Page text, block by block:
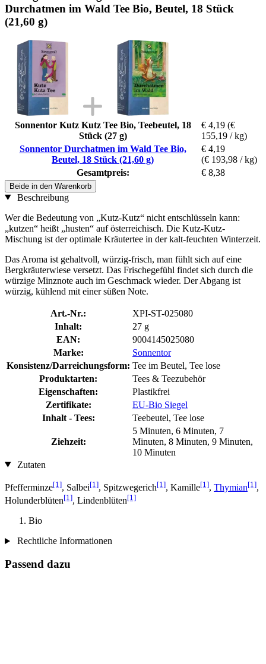
Durchatmen im Wald Tee Bio, Beutel, 18 Stück
(21,60 g)
Sonnentor Kutz Kutz Tee Bio, Teebeutel, 18
Stück (27 g)
€ 4,19 (€
155,19 / kg)
Sonnentor Durchatmen im Wald Tee Bio,
Beutel, 18 Stück (21,60 g)
€ 4,19
(€ 193,98 / kg)
Gesamtpreis:
€ 8,38
Beide in den Warenkorb
Beschreibung
Wer die Bedeutung von „Kutz-Kutz“ nicht entschlüsseln kann:
„kutzen“ heißt „husten“ auf österreichisch. Die Kutz-Kutz-
Mischung ist der optimale Kräutertee in der kalt-feuchten Winterzeit.
Das Aroma ist gehaltvoll, würzig-frisch, man fühlt sich auf eine
Bergkräuterwiese versetzt. Das Frischegefühl findet sich durch die
würzige Minznote auch im Geschmack wieder. Der Abgang ist
würzig, kühlend mit einer süßen Note.
Art.-Nr.:
XPI-ST-025080
Inhalt:
27 g
EAN:
9004145025080
Marke:
Sonnentor
Konsistenz/Darreichungsform: Tee im Beutel, Tee lose
Produktarten:
Tees & Teezubehör
Eigenschaften:
Plastikfrei
Zertifikate:
EU-Bio Siegel
Inhalt - Tees:
Teebeutel, Tee lose
Ziehzeit:
5 Minuten, 6 Minuten, 7
Minuten, 8 Minuten, 9 Minuten,
10 Minuten
Zutaten
Pfefferminze[1], Salbei[1], Spitzwegerich[1], Kamille[1], Thymian[1],
Holunderblüten[1], Lindenblüten[1]
Bio
Rechtliche Informationen
Passend dazu